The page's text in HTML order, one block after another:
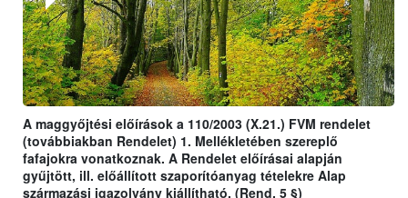
A maggyőjtési előírások a 110/2003 (X.21.) FVM rendelet
(továbbiakban Rendelet) 1. Mellékletében szereplő
fafajokra vonatkoznak. A Rendelet előírásai alapján
gyűjtött, ill. előállított szaporítóanyag tételekre Alap
származási igazolvány kiállítható. (Rend. 5 §)